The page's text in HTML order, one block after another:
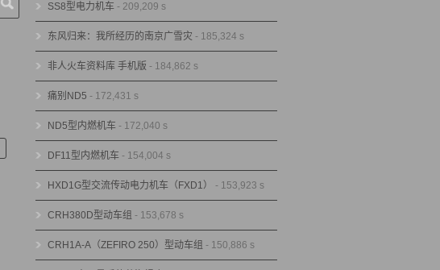
SS8型电力机车 - 209,209 s
东风归来：我所经历的南京广雪灾 - 185,324 s
非人火车资料库 手机版 - 184,862 s
痛别ND5 - 172,431 s
ND5型内燃机车 - 172,040 s
DF11型内燃机车 - 154,004 s
HXD1G型交流传动电力机车（FXD1） - 153,923 s
CRH380D型动车组 - 153,678 s
CRH1A-A（ZEFIRO 250）型动车组 - 150,886 s